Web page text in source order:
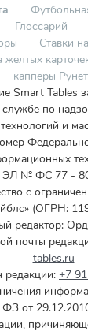
Глоссарий
Ставки
желтых
капперы
Smart Tables
по
и
ЭЛ № ФС 77 -
с
(ОГРН:
редактор:
почты
tables.ru
редакции: +7
ФЗ от